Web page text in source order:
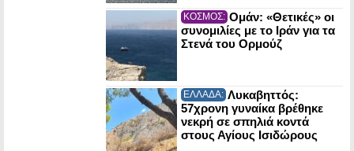
ΚΟΣΜΟΣ: Ομάν: «Θετικές» οι
συνομιλίες με το Ιράν για τα
Στενά του Ορμούζ
ΕΛΛΑΔΑ: Λυκαβηττός:
57χρονη γυναίκα βρέθηκε
νεκρή σε σπηλιά κοντά
στους Αγίους Ισιδώρους